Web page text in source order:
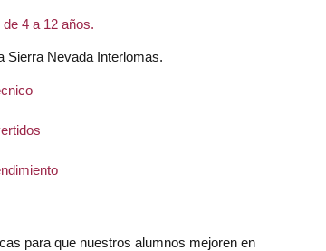
4 a 12 años.
Sierra Nevada Interlomas.
para que nuestros alumnos mejoren en